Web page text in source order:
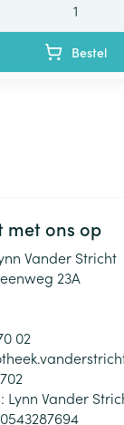
Bestel
met ons op
Vander Stricht
23A
02
Lynn Vander